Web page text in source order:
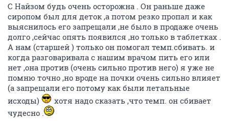
С Найзом будь очень осторожна . Он раньше даже
сиропом был для деток ,а потом резко пропал и как
выяснилось его запрещали ,не было в продаже очень
долго ,сейчас опять появился ,но только в таблетках .
А нам (старшей ) только он помогал темп.сбивать. и
когда разговаривала с нашим врачом пить его или
нет ,она против (очень сильно против него) я уже не
помню точно ,но вроде на почки очень сильно влияет
(а запрещали его потому как были летальные
исходы)
хотя надо сказать ,что темп. он сбивает
чудесно .